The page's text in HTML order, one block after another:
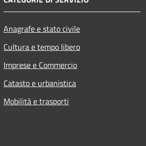
Anagrafe e stato civile
Cultura e tempo libero
Imprese e Commercio
Catasto e urbanistica
Mobilità e trasporti